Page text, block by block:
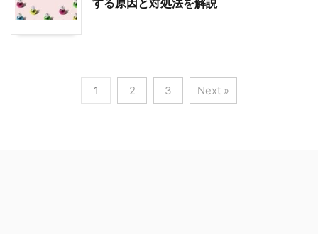
する原因と対処法を解説
1 2 3 Next »